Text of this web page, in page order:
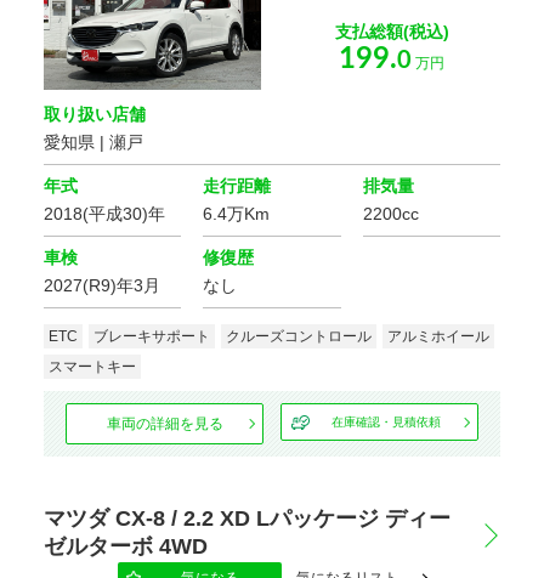
支払総額(税込)
199.0 万円
取り扱い店舗
愛知県 | 瀬戸
年式
2018(平成30)年
走行距離
6.4万Km
排気量
2200cc
車検
2027(R9)年3月
修復歴
なし
ETC ブレーキサポート クルーズコントロール
アルミホイール
スマートキー
車両の詳細を見る 在庫確認・見積依頼
マツダ CX-8 / 2.2 XD Lパッケージ ディー
ゼルターボ 4WD